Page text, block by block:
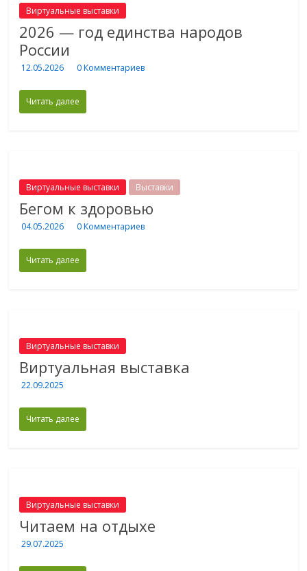
Виртуальные выставки
2026 — год единства народов
России
12.05.2026 0 Комментариев
Читать далее
Виртуальные выставки Выставки
Бегом к здоровью
04.05.2026 0 Комментариев
Читать далее
Виртуальные выставки
Виртуальная выставка
22.09.2025
Читать далее
Виртуальные выставки
Читаем на отдыхе
29.07.2025